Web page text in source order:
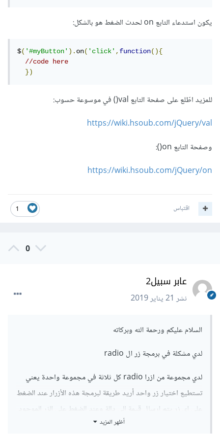
يكون استدعاء التابع on لحدث الضغط هو بالشكل:
$('#myButton').on('click',function(){
//code here
})
للمزيد اطّلع على صفحة التابع val() في موسوعة حسوب:
https://wiki.hsoub.com/jQuery/val
وصفحة التابع on():
https://wiki.hsoub.com/jQuery/on
1 اقتباس
0
عابر سبيل2
نشر21 يناير 2019
السلام عليكم ورحمة الله وبركاته
لدي مشكلة في برمجة زر ال radio
لدي مجموعة من ازرا radio كل ثلاثة في مجموعة واحدة يعني
تستطيع اختيار زر واحد أريد طريقة لبرمجة هذه الأزرار عند الضغط
على اي زر يتم ارسال قيمة الى دالة وعند الضغط على الزر الموجود
في أسفل الشاشة يتم حساب النتيجة وشكرا وجزاكم الله كل خير
أظهر المزيد